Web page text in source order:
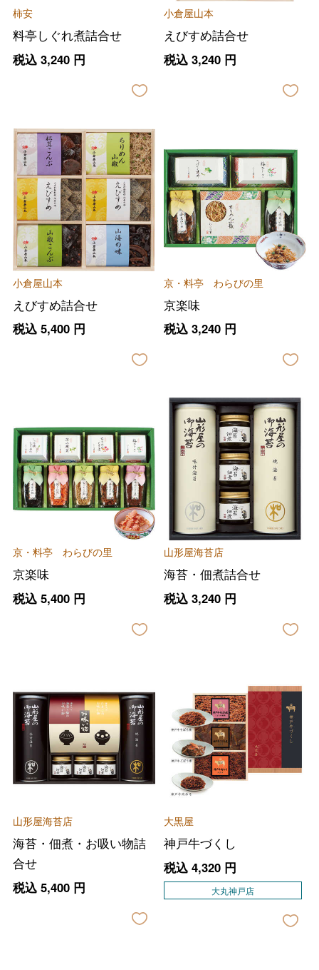
柿安
料亭しぐれ煮詰合せ
税込 3,240円
小倉屋山本
えびすめ詰合せ
税込 3,240円
小倉屋山本
えびすめ詰合せ
税込 5,400円
京・料亭 わらびの里
京楽味
税込 3,240円
京・料亭 わらびの里
京楽味
税込 5,400円
山形屋海苔店
海苔・佃煮詰合せ
税込 3,240円
山形屋海苔店
海苔・佃煮・お吸い物詰
合せ
税込 5,400円
大黒屋
神戸牛づくし
税込 4,320円
大丸神戸店